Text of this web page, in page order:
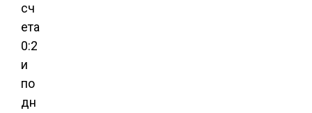
сч
ета
0:2
и
по
дн